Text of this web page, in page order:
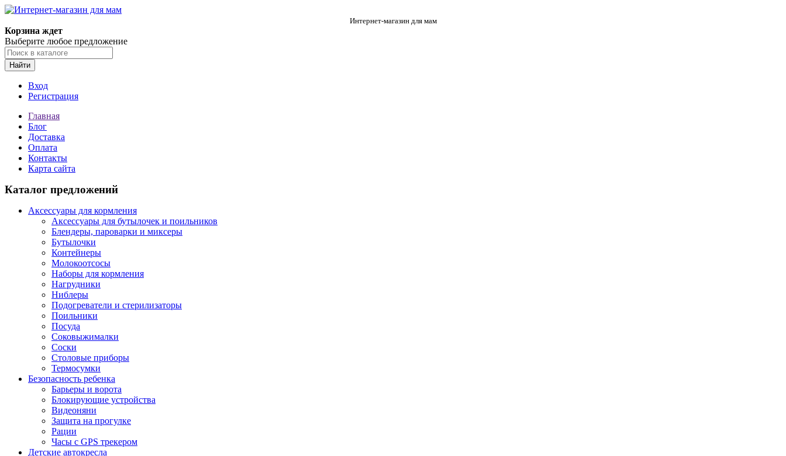
Интернет-магазин для мам
Корзина ждет
Выберите любое предложение
Найти
Вход
Регистрация
Главная
Блог
Доставка
Оплата
Контакты
Карта сайта
Каталог предложений
Аксессуары для кормления
Аксессуары для бутылочек и поильников
Блендеры, пароварки и миксеры
Бутылочки
Контейнеры
Молокоотсосы
Наборы для кормления
Нагрудники
Ниблеры
Подогреватели и стерилизаторы
Поильники
Посуда
Соковыжималки
Соски
Столовые приборы
Термосумки
Безопасность ребенка
Барьеры и ворота
Блокирующие устройства
Видеоняни
Защита на прогулке
Рации
Часы с GPS трекером
Детские автокресла